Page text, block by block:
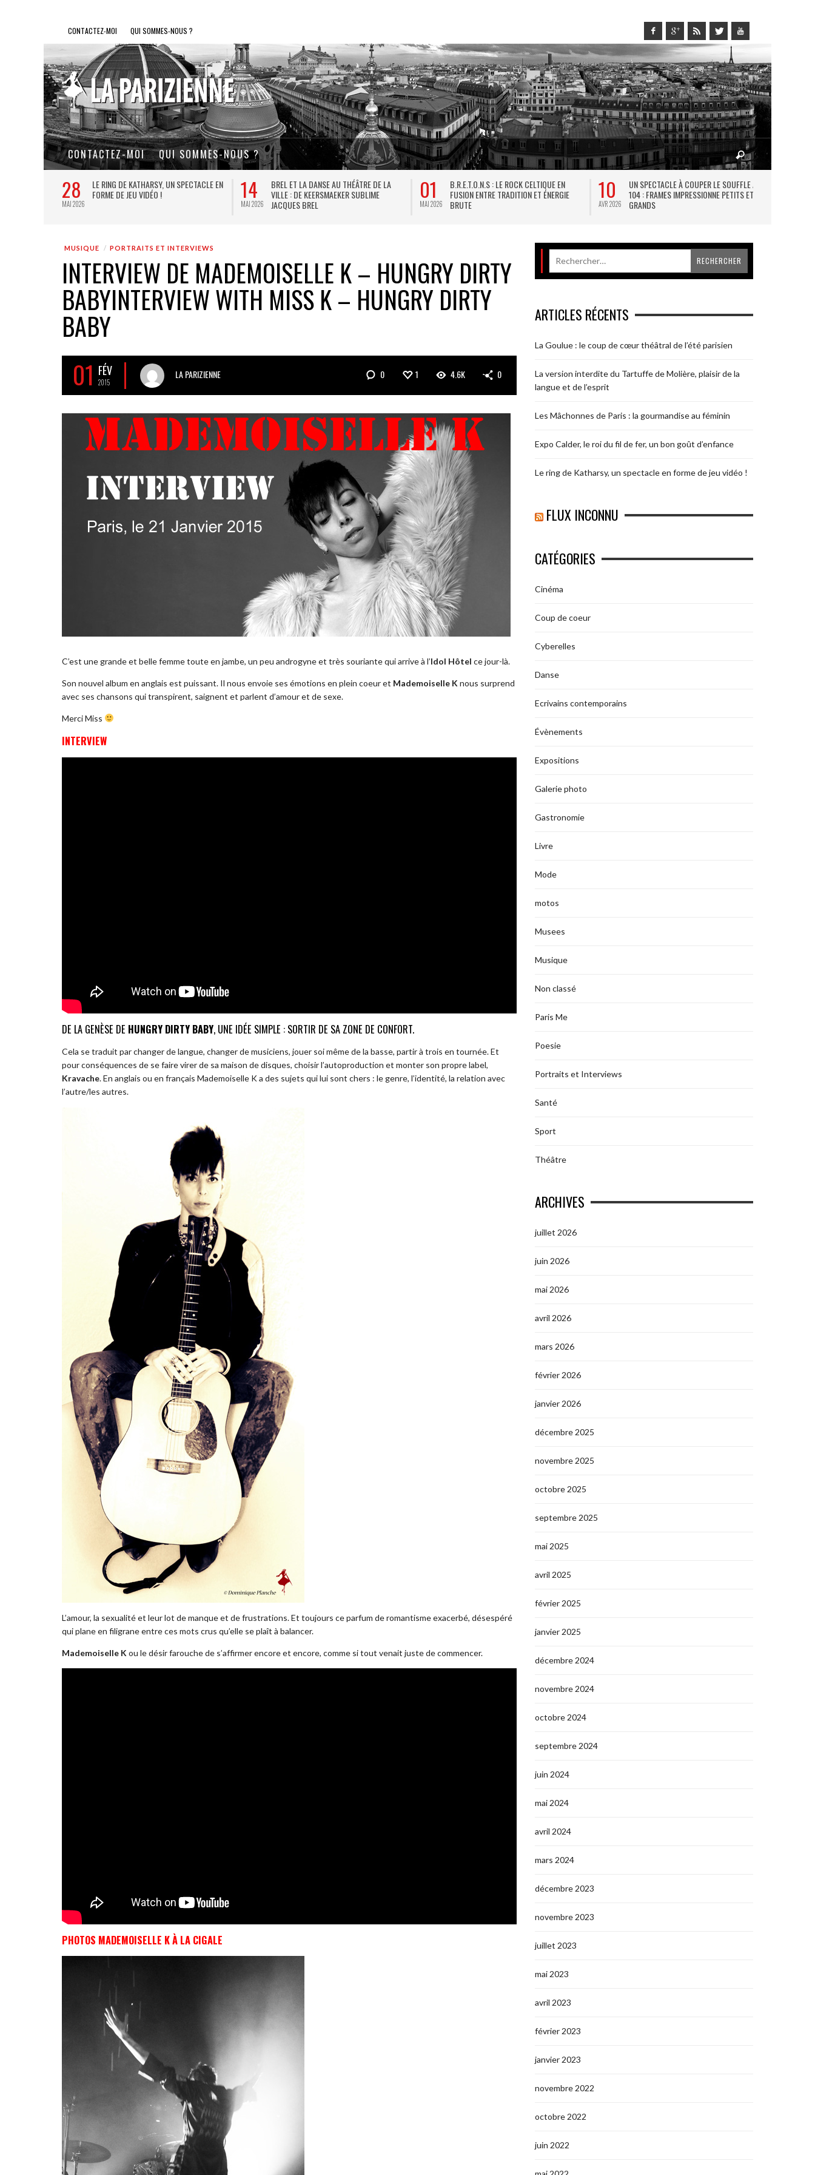
CONTACTEZ-MOI QUI SOMMES-NOUS ?
CONTACTEZ-MOI QUI SOMMES-NOUS ?
28
MAI 2026
LE RING DE KATHARSY, UN SPECTACLE EN
FORME DE JEU VIDÉO !
14
MAI 2026
BREL ET LA DANSE AU THÉÂTRE DE LA
VILLE : DE KEERSMAEKER SUBLIME
JACQUES BREL
01
MAI 2026
B.R.E.T.O.N.S : LE ROCK CELTIQUE EN
FUSION ENTRE TRADITION ET ÉNERGIE
BRUTE
10
AVR 2026
UN SPECTACLE À COUPER LE SOUFFLE AU
104 : FRAMES IMPRESSIONNE PETITS ET
GRANDS
MUSIQUE PORTRAITS ET INTERVIEWS
INTERVIEW DE MADEMOISELLE K – HUNGRY DIRTY
BABYINTERVIEW WITH MISS K – HUNGRY DIRTY
BABY
01 FÉV
2015
LA PARIZIENNE 0 1 4.6K 0
C’est une grande et belle femme toute en jambe, un peu androgyne et très souriante qui arrive à l’Idol Hôtel ce jour-là.
Son nouvel album en anglais est puissant. Il nous envoie ses émotions en plein coeur et Mademoiselle K nous surprend
avec ses chansons qui transpirent, saignent et parlent d’amour et de sexe.
Merci Miss
INTERVIEW
DE LA GENÈSE DE HUNGRY DIRTY BABY, UNE IDÉE SIMPLE : SORTIR DE SA ZONE DE CONFORT.
Cela se traduit par changer de langue, changer de musiciens, jouer soi même de la basse, partir à trois en tournée. Et
pour conséquences de se faire virer de sa maison de disques, choisir l’autoproduction et monter son propre label,
Kravache. En anglais ou en français Mademoiselle K a des sujets qui lui sont chers : le genre, l’identité, la relation avec
l’autre/les autres.
L’amour, la sexualité et leur lot de manque et de frustrations. Et toujours ce parfum de romantisme exacerbé, désespéré
qui plane en filigrane entre ces mots crus qu’elle se plaît à balancer.
Mademoiselle K ou le désir farouche de s’affirmer encore et encore, comme si tout venait juste de commencer.
PHOTOS MADEMOISELLE K À LA CIGALE
ARTICLES RÉCENTS
La Goulue : le coup de cœur théâtral de l’été parisien
La version interdite du Tartuffe de Molière, plaisir de la
langue et de l’esprit
Les Mâchonnes de Paris : la gourmandise au féminin
Expo Calder, le roi du fil de fer, un bon goût d’enfance
Le ring de Katharsy, un spectacle en forme de jeu vidéo !
FLUX INCONNU
CATÉGORIES
Cinéma
Coup de coeur
Cyberelles
Danse
Ecrivains contemporains
Évènements
Expositions
Galerie photo
Gastronomie
Livre
Mode
motos
Musees
Musique
Non classé
Paris Me
Poesie
Portraits et Interviews
Santé
Sport
Théâtre
ARCHIVES
juillet 2026
juin 2026
mai 2026
avril 2026
mars 2026
février 2026
janvier 2026
décembre 2025
novembre 2025
octobre 2025
septembre 2025
mai 2025
avril 2025
février 2025
janvier 2025
décembre 2024
novembre 2024
octobre 2024
septembre 2024
juin 2024
mai 2024
avril 2024
mars 2024
décembre 2023
novembre 2023
juillet 2023
mai 2023
avril 2023
février 2023
janvier 2023
novembre 2022
octobre 2022
juin 2022